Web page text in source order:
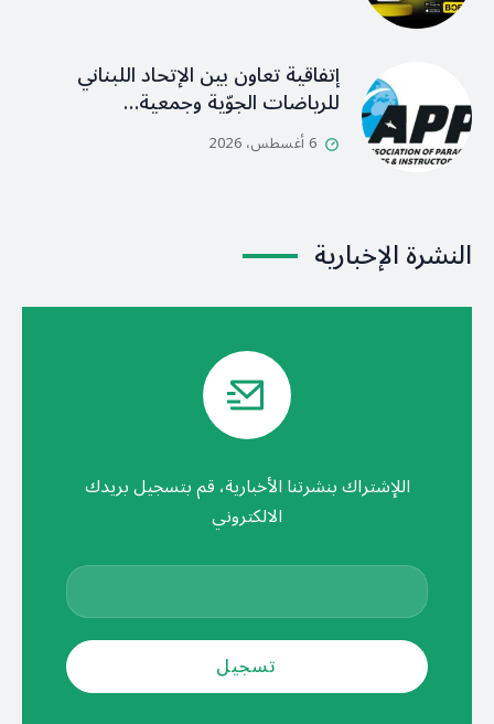
إتفاقية تعاون بين الإتحاد اللبناني
للرياضات الجوّية وجمعية…
6 أغسطس، 2026
النشرة الإخبارية
اللإشتراك بنشرتنا الأخبارية، قم بتسجيل بريدك
الالكتروني